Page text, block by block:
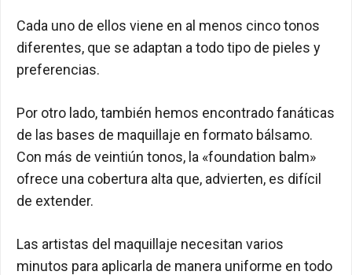
Cada uno de ellos viene en al menos cinco tonos
diferentes, que se adaptan a todo tipo de pieles y
preferencias.
Por otro lado, también hemos encontrado fanáticas
de las bases de maquillaje en formato bálsamo.
Con más de veintiún tonos, la «foundation balm»
ofrece una cobertura alta que, advierten, es difícil
de extender.
Las artistas del maquillaje necesitan varios
minutos para aplicarla de manera uniforme en todo